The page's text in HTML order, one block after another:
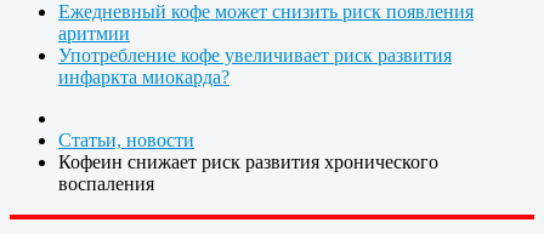
Ежедневный кофе может снизить риск появления
аритмии
Употребление кофе увеличивает риск развития
инфаркта миокарда?
Статьи, новости
Кофеин снижает риск развития хронического
воспаления